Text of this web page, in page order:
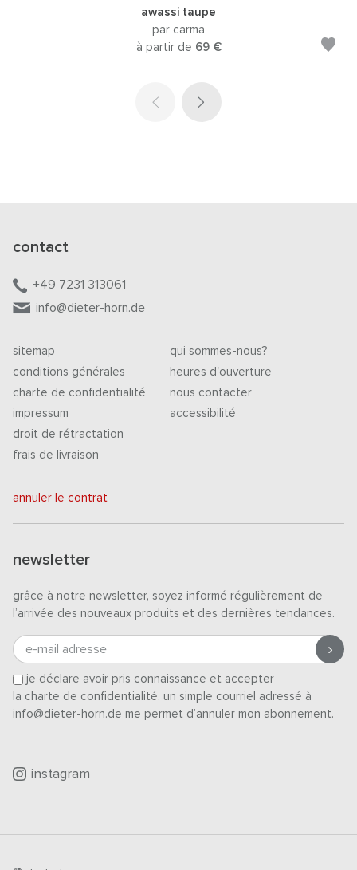
awassi taupe
par carma
à partir de 69 €
contact
+49 7231 313061
info@dieter-horn.de
sitemap
conditions générales
charte de confidentialité
impressum
droit de rétractation
frais de livraison
qui sommes-nous?
heures d'ouverture
nous contacter
accessibilité
annuler le contrat
newsletter
grâce à notre newsletter, soyez informé régulièrement de
l’arrivée des nouveaux produits et des dernières tendances.
e-mail adresse
je déclare avoir pris connaissance et accepter
la charte de confidentialité. un simple courriel adressé à
info@dieter-horn.de me permet d’annuler mon abonnement.
instagram